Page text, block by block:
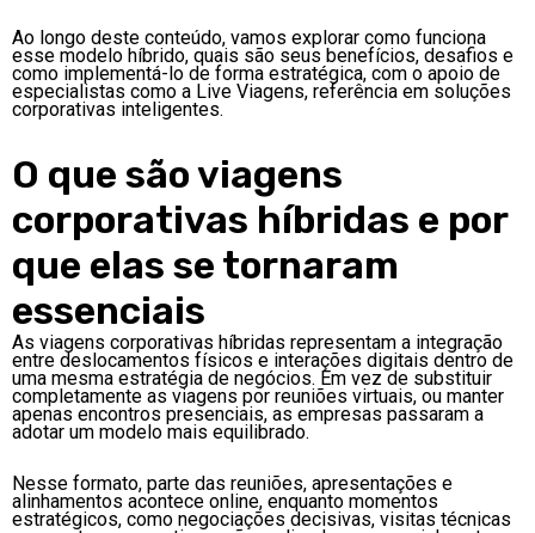
Ao longo deste conteúdo, vamos explorar como funciona
esse modelo híbrido, quais são seus benefícios, desafios e
como implementá-lo de forma estratégica, com o apoio de
especialistas como a Live Viagens, referência em soluções
corporativas inteligentes.
O que são viagens
corporativas híbridas e por
que elas se tornaram
essenciais
As viagens corporativas híbridas representam a integração
entre deslocamentos físicos e interações digitais dentro de
uma mesma estratégia de negócios. Em vez de substituir
completamente as viagens por reuniões virtuais, ou manter
apenas encontros presenciais, as empresas passaram a
adotar um modelo mais equilibrado.
Nesse formato, parte das reuniões, apresentações e
alinhamentos acontece online, enquanto momentos
estratégicos, como negociações decisivas, visitas técnicas